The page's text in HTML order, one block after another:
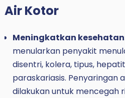
Air Kotor
Meningkatkan
menularkan penyakit
disentri, kolera, tipus,
paraskariasis. Penyaringan
dilakukan untuk mencegah